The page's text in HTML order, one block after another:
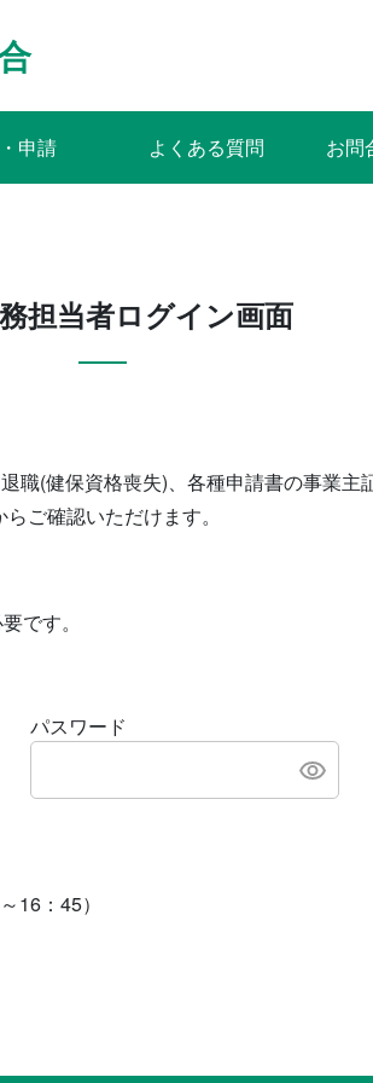
申請 よくある質問 お問
担当者ログイン画面
職(健保資格喪失)、各種申請書の事業主
ご確認いただけます。
です。
パスワード
16：45）